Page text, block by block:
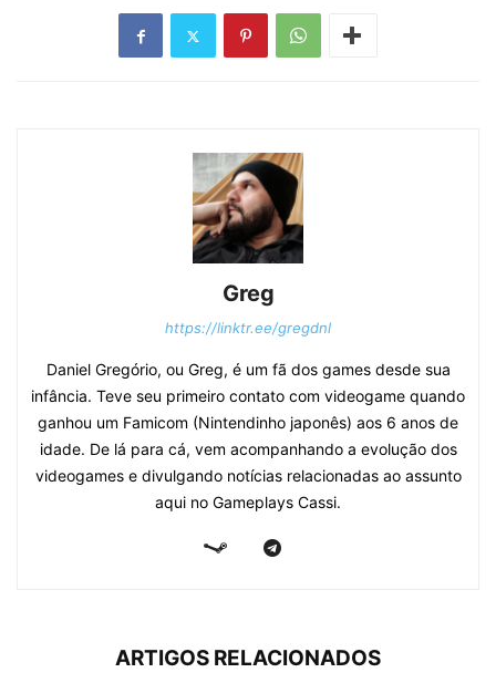
Greg
https://linktr.ee/gregdnl
Daniel Gregório, ou Greg, é um fã dos games desde sua
infância. Teve seu primeiro contato com videogame quando
ganhou um Famicom (Nintendinho japonês) aos 6 anos de
idade. De lá para cá, vem acompanhando a evolução dos
videogames e divulgando notícias relacionadas ao assunto
aqui no Gameplays Cassi.
ARTIGOS RELACIONADOS